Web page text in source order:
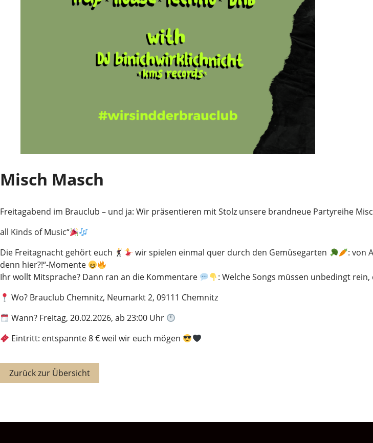
Misch Masch
Freitagabend im Brauclub – und ja: Wir präsentieren mit Stolz unsere brandneue Partyreihe
all Kinds of Music“
Die Freitagnacht gehört euch
wir spielen einmal quer durch den Gemüsegarten : von
denn hier?!“-Momente
Ihr wollt Mitsprache? Dann ran an die Kommentare
: Welche Songs müssen unbedingt
Wo? Brauclub Chemnitz, Neumarkt 2, 09111 Chemnitz
Wann? Freitag, 20.02.2026, ab 23:00 Uhr
Eintritt: entspannte 8 € weil wir euch mögen
Zurück zur Übersicht